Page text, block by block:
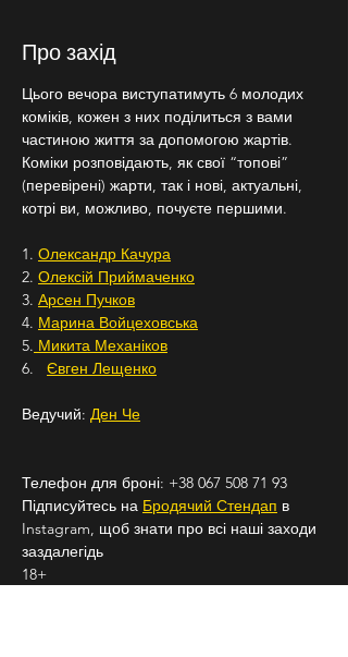
Про захід
Цього вечора виступатимуть 6 молодих
коміків, кожен з них поділиться з вами
частиною життя за допомогою жартів.
Коміки розповідають, як свої “топові”
(перевірені) жарти, так і нові, актуальні,
котрі ви, можливо, почуєте першими.
1. Олександр Качура
2. Олексій Приймаченко
3. Арсен Пучков
4. Марина Войцеховська
5. Микита Механіков
6. Євген Лещенко
Ведучий: Ден Че
Телефон для броні: +38 067 508 71 93
Підписуйтесь на Бродячий Стендап в
Instagram, щоб знати про всі наші заходи
заздалегідь
18+